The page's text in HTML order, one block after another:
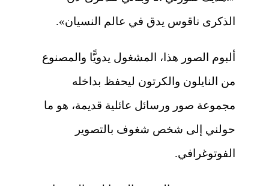
الذكرى ناقوس يدق في عالم النسيان».
ألبوم الصور هذا، المشغول يدويًّا والمصنوع
من النايلون والكرتون ليحفظ بداخله
مجموعة صور ورسائل عائلية قديمة، هو ما
حولني إلى شخص شغوف بالتصوير
الفوتوغرافي.